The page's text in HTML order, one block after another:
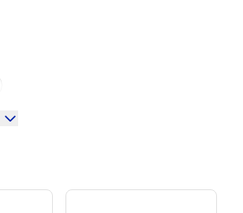
Nespresso®-koneisiin
kapselit Nespresso®-koneisiin